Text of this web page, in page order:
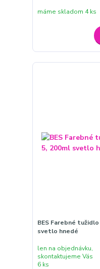
máme skladom 4 ks
BES Farebné
svetlo hnedé
len na objednávku,
skontaktujeme Vás
6 ks